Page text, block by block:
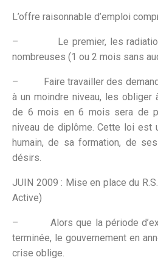
L’offre raisonnable d’emploi
– Le premier, les
nombreuses (1 ou 2 mois sans
– Faire travailler des
à un moindre niveau, les obliger
de 6 mois en 6 mois sera de
niveau de diplôme. Cette loi est
humain, de sa formation, de
désirs.
JUIN 2009 : Mise en place du
Active)
– Alors que la période
terminée, le gouvernement en
crise oblige.